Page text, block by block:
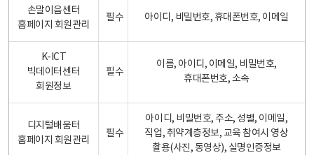
손말이음센터
홈페이지 회원관리
필수 아이디, 비밀번호, 휴대폰번호, 이메일
K-ICT
빅데이터센터
회원정보
필수
이름, 아이디, 이메일, 비밀번호,
휴대폰번호, 소속
디지털배움터
홈페이지 회원관리
필수
아이디, 비밀번호, 주소, 성별, 이메일,
직업, 취약계층정보, 교육 참여시 영상
촬용(사진, 동영상), 실명인증정보